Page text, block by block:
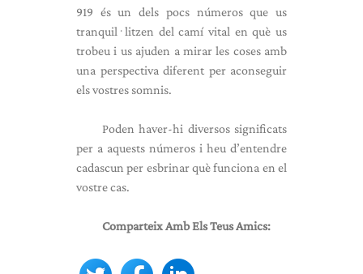
919 és un dels pocs números que us
tranquil·litzen del camí vital en què us
trobeu i us ajuden a mirar les coses amb
una perspectiva diferent per aconseguir
els vostres somnis.
Poden haver-hi diversos significats
per a aquests números i heu d’entendre
cadascun per esbrinar què funciona en el
vostre cas.
Comparteix Amb Els Teus Amics: